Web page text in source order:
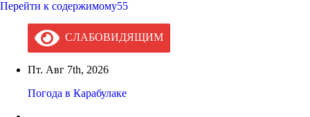
Перейти к содержимому55
СЛАБОВИДЯЩИМ
Пт. Авг 7th, 2026
Погода в Карабулаке